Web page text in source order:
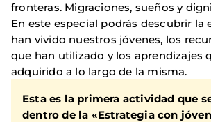
fronteras. Migraciones, sueños y
En este especial podrás descubrir la
han vivido nuestros jóvenes, los
que han utilizado y los aprendizajes
adquirido a lo largo de la misma.
Esta es la primera actividad que
dentro de la «Estrategia con